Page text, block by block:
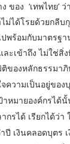
ของ ‘เทพไทย’
ม่ได้โรยด้วยกลี
พร้อมกับมาตรฐ
ข้าถึง ไม่ใช่สิ่ง
ของหลักธรรมา
ความเป็นอยู่ของ
าหมายองค์กรได้
รได้ เรียกได้ว่
ปี เงินคลอดบุตร